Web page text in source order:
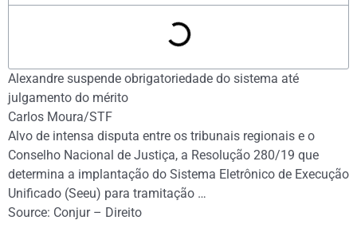
Alexandre suspende obrigatoriedade do sistema até
julgamento do mérito
Carlos Moura/STF
Alvo de intensa disputa entre os tribunais regionais e o
Conselho Nacional de Justiça, a Resolução 280/19 que
determina a implantação do Sistema Eletrônico de Execução
Unificado (Seeu) para tramitação …
Source: Conjur – Direito